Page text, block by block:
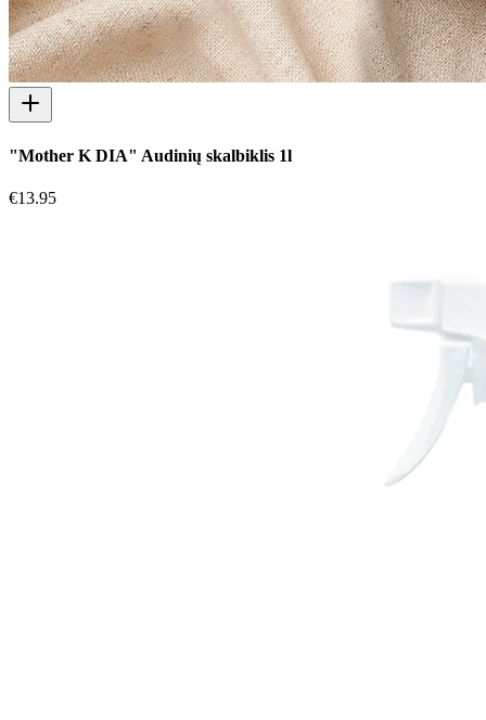
"Mother K DIA" Audinių skalbiklis 1l
€13.95